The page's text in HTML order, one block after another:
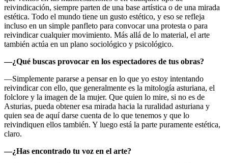
reivindicación, siempre parten de una base artística o de una mirada
estética. Todo el mundo tiene un gusto estético, y eso se refleja
incluso en un simple panfleto para convocar una protesta o para
reivindicar cualquier movimiento. Más allá de lo material, el arte
también actúa en un plano sociológico y psicológico.
—¿Qué buscas provocar en los espectadores de tus obras?
—Simplemente pararse a pensar en lo que yo estoy intentando
reivindicar con ello, que generalmente es la mitología asturiana, el
folclore y la imagen de la mujer. Que quien lo mire, si no es de
Asturias, pueda obtener esa mirada hacia la ruralidad asturiana y
quien sea de aquí darse cuenta de lo que tenemos y que lo
reivindiquen ellos también. Y luego está la parte puramente estética,
claro.
—¿Has encontrado tu voz en el arte?